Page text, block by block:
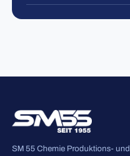
SM 55 Chemie Produktions- und